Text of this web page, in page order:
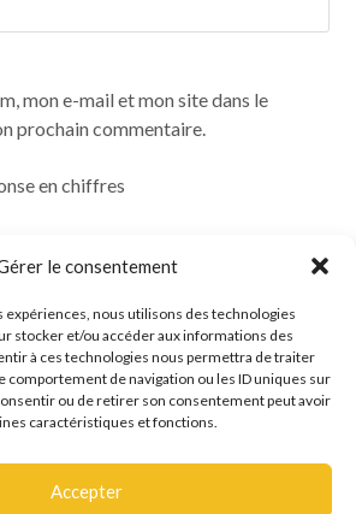
le consentement
nous utilisons des technologies
stocker et/ou accéder aux informations des
à ces technologies nous permettra de traiter
comportement de navigation ou les ID uniques sur
ou de retirer son consentement peut avoir
caractéristiques et fonctions.
Accepter
mon e-mail et mon site dans le
prochain commentaire.
en chiffres